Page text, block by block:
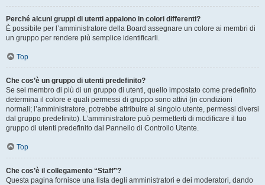
Perché alcuni gruppi di utenti appaiono in colori differenti?
È possibile per l’amministratore della Board assegnare un colore ai membri di
un gruppo per rendere più semplice identificarli.
Top
Che cos’è un gruppo di utenti predefinito?
Se sei membro di più di un gruppo di utenti, quello impostato come predefinito
determina il colore e quali permessi di gruppo sono attivi (in condizioni
normali; l’amministratore, potrebbe attribuire al singolo utente, permessi diversi
dal gruppo predefinito). L’amministratore può permetterti di modificare il tuo
gruppo di utenti predefinito dal Pannello di Controllo Utente.
Top
Che cos’è il collegamento “Staff”?
Questa pagina fornisce una lista degli amministratori e dei moderatori, dando